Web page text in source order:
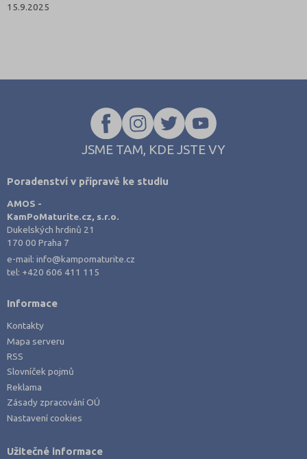
15.9.2025
JSME TAM, KDE JSTE VY
Poradenství v přípravě ke studiu
AMOS -
KamPoMaturite.cz, s.r.o.
Dukelských hrdinů 21
170 00 Praha 7
e-mail:info@kampomaturite.cz
tel: +420 606 411 115
Informace
Kontakty
Mapa serveru
RSS
Slovníček pojmů
Reklama
Zásady zpracování OÚ
Nastavení cookies
Užitečné informace